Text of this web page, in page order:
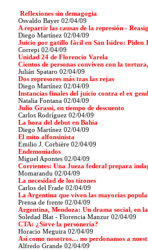
Reflexiones sin demagogia
Osvaldo Bayer 02/04/09
A repartir las causas de la represión -
Diego Martínez 02/04/09
Juicio por gatillo fácil en San Isidro: Piden
Correpi 02/04/09
Unidad 24 de Florencio Varela
Cientos de personas conviven con la
Julián Spataro 02/04/09
Dos represores más tras las rejas
Diego Martínez 02/04/09
Instancias finales del juicio contra el ex
Natalia Fontana 02/04/09
Julio Grassi, en tiempo de descuento
Carlos Rodríguez 02/04/09
La hora del debut en Bahía
Diego Martínez 02/04/09
El mito alfonsinista
Emilio J. Corbière 02/04/09
Endemoniados
Miguel Apontes 02/04/09
Corrientes: Una Jueza federal prepara
Momarandu 02/04/09
La necesidad de los tizones
Carlos del Frade 02/04/09
La Argentina que viven las mayorías
Prensa de frente 02/04/09
Argentina, Mendoza: Un drama social, en
Soledad Blat - Florencia Manzur 02/04/09
CTA: ¿Sirve la personería?
Horacio Meguira 02/04/09
Así como nosotros… no perdonamos a
Alfredo Grande 02/04/09